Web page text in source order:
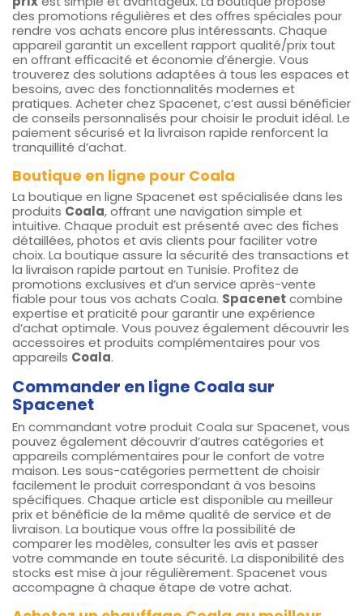
des promotions régulières et des offres spéciales pour
rendre vos achats encore plus intéressants. Chaque
appareil garantit un excellent rapport qualité/prix tout
en offrant efficacité et économie d’énergie. Vous
trouverez des solutions adaptées à tous les espaces et
besoins, avec des fonctionnalités modernes et
pratiques. Acheter chez Spacenet, c’est aussi bénéficier
de conseils personnalisés pour choisir le produit idéal. Le
paiement sécurisé et la livraison rapide renforcent la
tranquillité d’achat.
Boutique en ligne pour Coala
La boutique en ligne Spacenet est spécialisée dans les
produits Coala, offrant une navigation simple et
intuitive. Chaque produit est présenté avec des fiches
détaillées, photos et avis clients pour faciliter votre
choix. La boutique assure la sécurité des transactions et
la livraison rapide partout en Tunisie. Profitez de
promotions exclusives et d’un service après-vente
fiable pour tous vos achats Coala. Spacenetcombine
expertise et praticité pour garantir une expérience
d’achat optimale. Vous pouvez également découvrir les
accessoires et produits complémentaires pour vos
appareils Coala.
Commander en ligne Coala sur
Spacenet
En commandant votre produit Coala sur Spacenet, vous
pouvez également découvrir d’autres catégories et
appareils complémentaires pour le confort de votre
maison. Les sous-catégories permettent de choisir
facilement le produit correspondant à vos besoins
spécifiques. Chaque article est disponible au meilleur
prix et bénéficie de la même qualité de service et de
livraison. La boutique vous offre la possibilité de
comparer les modèles, consulter les avis et passer
votre commande en toute sécurité. La disponibilité des
stocks est mise à jour régulièrement. Spacenet vous
accompagne à chaque étape de votre achat.